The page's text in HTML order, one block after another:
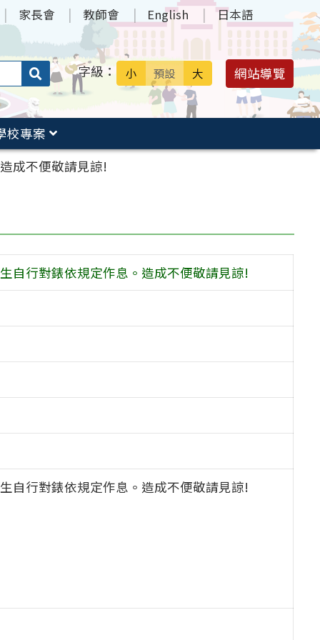
家長會 教師會 English 日本語
搜
送出 字級： 小 預設 大 網站導覽
校專案
成不便敬請見諒!
自行對錶依規定作息。造成不便敬請見諒!
自行對錶依規定作息。造成不便敬請見諒!